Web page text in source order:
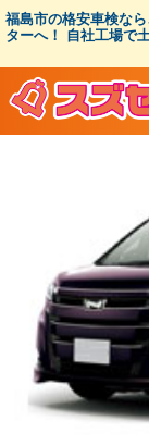
コ
ン
ツ
福島市の格安車検な
ターへ！ 自社工場で